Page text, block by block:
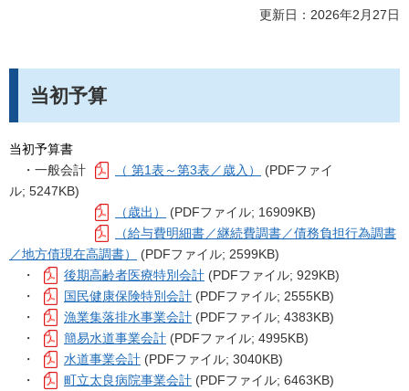
更新日：2026年2月27日
当初予算
当初予算書
・一般会計
（ 第1表～第3表／歳入）
(PDFファイ
ル; 5247KB)
（歳出）
(PDFファイル; 16909KB)
（給与費明細書／継続費調書／債務負担行為調書
／地方債現在高調書）
(PDFファイル; 2599KB)
・
後期高齢者医療特別会計 (PDFファイル; 929KB)
・
国民健康保険特別会計 (PDFファイル; 2555KB)
・
漁業集落排水事業会計 (PDFファイル; 4383KB)
・
簡易水道事業会計 (PDFファイル; 4995KB)
・
水道事業会計 (PDFファイル; 3040KB)
・
町立太良病院事業会計 (PDFファイル; 6463KB)